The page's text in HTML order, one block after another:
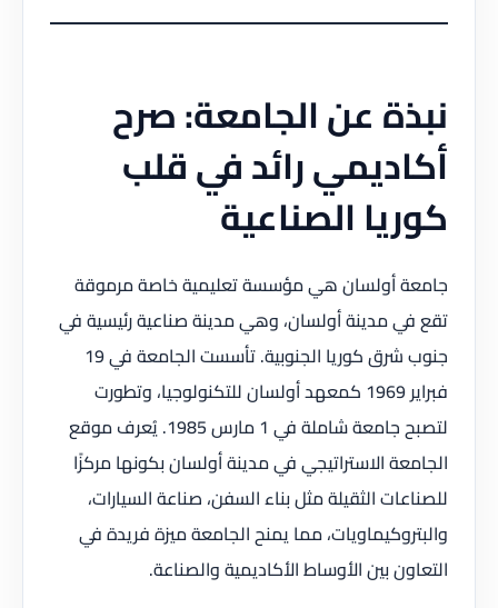
نبذة عن الجامعة: صرح
أكاديمي رائد في قلب
كوريا الصناعية
جامعة أولسان هي مؤسسة تعليمية خاصة مرموقة
تقع في مدينة أولسان، وهي مدينة صناعية رئيسية في
جنوب شرق كوريا الجنوبية. تأسست الجامعة في 19
فبراير 1969 كمعهد أولسان للتكنولوجيا، وتطورت
لتصبح جامعة شاملة في 1 مارس 1985. يُعرف موقع
الجامعة الاستراتيجي في مدينة أولسان بكونها مركزًا
للصناعات الثقيلة مثل بناء السفن، صناعة السيارات،
والبتروكيماويات، مما يمنح الجامعة ميزة فريدة في
التعاون بين الأوساط الأكاديمية والصناعة.